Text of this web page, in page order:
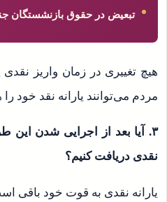
تبعیض در حقوق بازنشستگان
هیچ تغییری در زمان واریز
مردم می‌توانند یارانه نقد خود
۳. آیا بعد از اجرایی شدن این
نقدی دریافت کنیم؟
یارانه نقدی به قوت خود باقی